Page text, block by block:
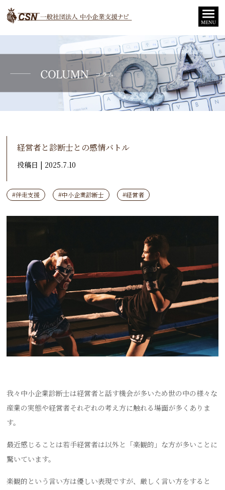
経営者と診断士との感情バトル
投稿日 | 2025.7.10
#伴走支援 #中小企業診断士 #経営者
我々中小企業診断士は経営者と話す機会が多いため世の中の様々な
産業の実態や経営者それぞれの考え方に触れる場面が多くありま
す。
最近感じることは若手経営者は以外と「楽観的」な方が多いことに
驚いています。
楽観的という言い方は優しい表現ですが、厳しく言い方をすると